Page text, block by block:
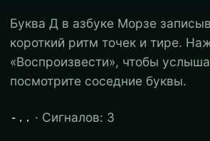
Буква Д в азбуке Морзе
короткий ритм точек и тире.
«Воспроизвести», чтобы
посмотрите соседние буквы.
-.. · Сигналов: 3